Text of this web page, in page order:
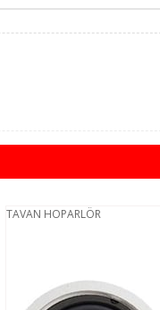
TAVAN HOPARLÖR